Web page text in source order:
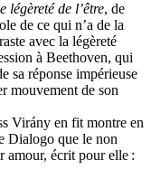
légèreté de l’être, de
de ce qui n’a de la
avec la légèreté
à Beethoven, qui
sa réponse impérieuse
mouvement de son
Virány en fit montre en
Dialogo que le non
amour, écrit pour elle :